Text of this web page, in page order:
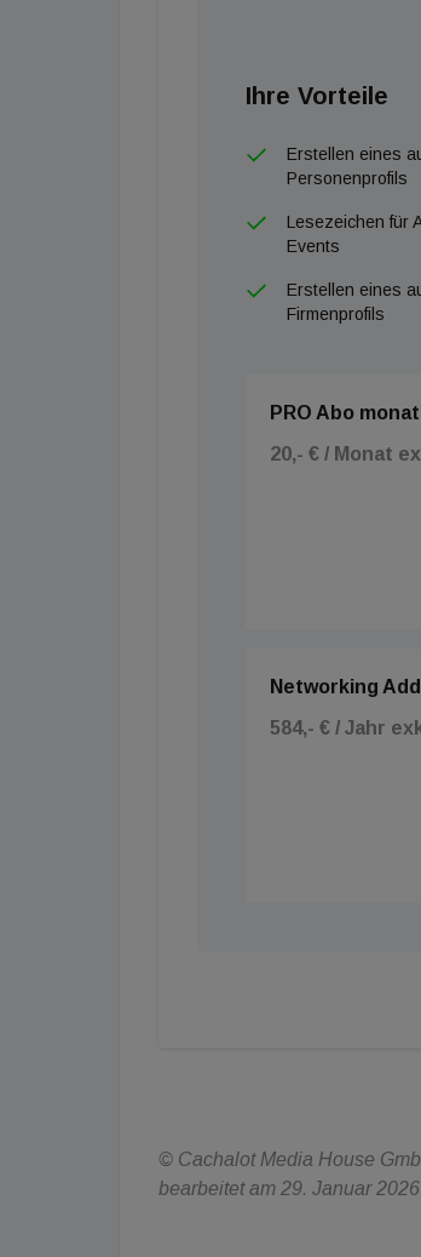
Ihre Vorteile
Erstellen eines
Personenprofils
Lesezeichen für
Events
Erstellen eines
Firmenprofils
PRO Abo
20,- € / Monat
Networking
584,- € / Jahr
© Cachalot Media House
bearbeitet am 29. Januar 2026